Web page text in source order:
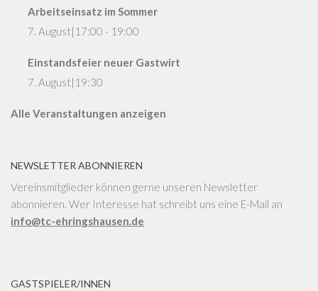
Arbeitseinsatz im Sommer
7. August|17:00 - 19:00
Einstandsfeier neuer Gastwirt
7. August|19:30
Alle Veranstaltungen anzeigen
NEWSLETTER ABONNIEREN
Vereinsmitglieder können gerne unseren Newsletter
abonnieren. Wer Interesse hat schreibt uns eine E-Mail an
info@tc-ehringshausen.de
GASTSPIELER/INNEN